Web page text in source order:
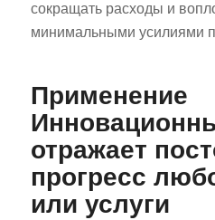
сокращать расходы и
минимальными усилиями
Применение
отражает
прогресс
или услуги